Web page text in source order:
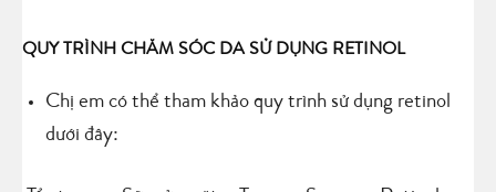
QUY TRÌNH CHĂM SÓC DA SỬ DỤNG RETINOL
Chị em có thể tham khảo quy trình sử dụng retinol
dưới đây: